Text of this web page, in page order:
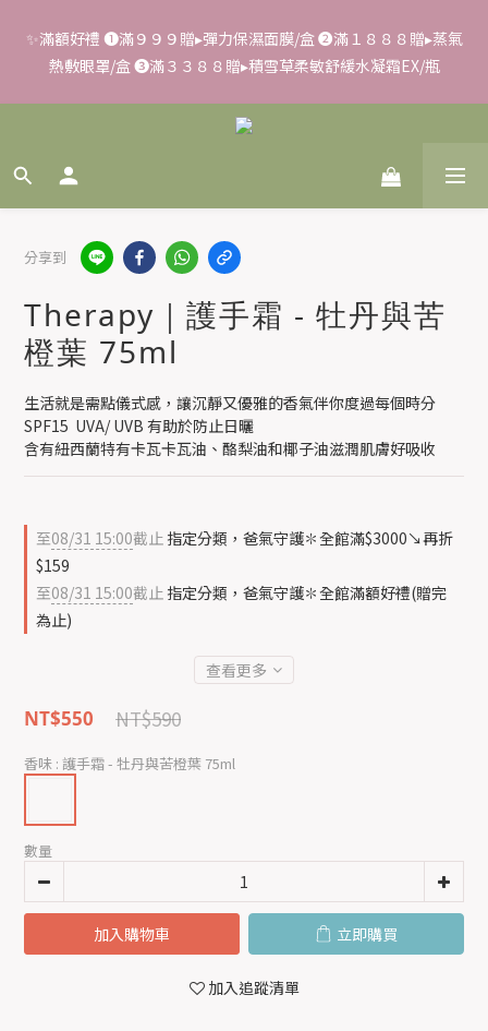
✨滿額好禮 ➊滿９９９贈▸彈力保濕面膜/盒 ➋滿１８８８贈▸蒸氣
熱敷眼罩/盒 ❸滿３３８８贈▸積雪草柔敏舒緩水凝霜EX/瓶
熱敷眼罩/盒 ❸滿３３８８贈▸積雪草柔敏舒緩水凝霜EX/瓶
面膜任3盒▸限定$７７７ ➌全館滿$２０００▸享$１４９up加購海
📢【反詐騙聲明】LiKOO不會要求客戶提供銀行資料，或是操作
✨滿額好禮 ➊滿９９９贈▸彈力保濕面膜/盒 ➋滿１８８８贈▸蒸氣
熱敷眼罩/盒 ❸滿３３８８贈▸積雪草柔敏舒緩水凝霜EX/瓶
分享到
Therapy｜護手霜 - 牡丹與苦
橙葉 75ml
生活就是需點儀式感，讓沉靜又優雅的香氣伴你度過每個時分
SPF15  UVA/ UVB 有助於防止日曬
含有紐西蘭特有卡瓦卡瓦油、酪梨油和椰子油滋潤肌膚好吸收
至08/31 15:00截止 指定分類，爸氣守護✽全館滿$3000↘再折
$159
至08/31 15:00截止 指定分類，爸氣守護✽全館滿額好禮(贈完
為止)
查看更多
NT$590
NT$550
香味 : 護手霜 - 牡丹與苦橙葉 75ml
數量
加入購物車 立即購買
加入追蹤清單